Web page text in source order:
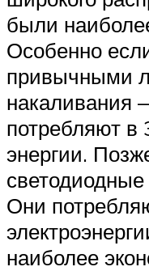
были
Особенно
привычными
накаливания
потребляют
энергии.
светодиодные
Они
наиболее